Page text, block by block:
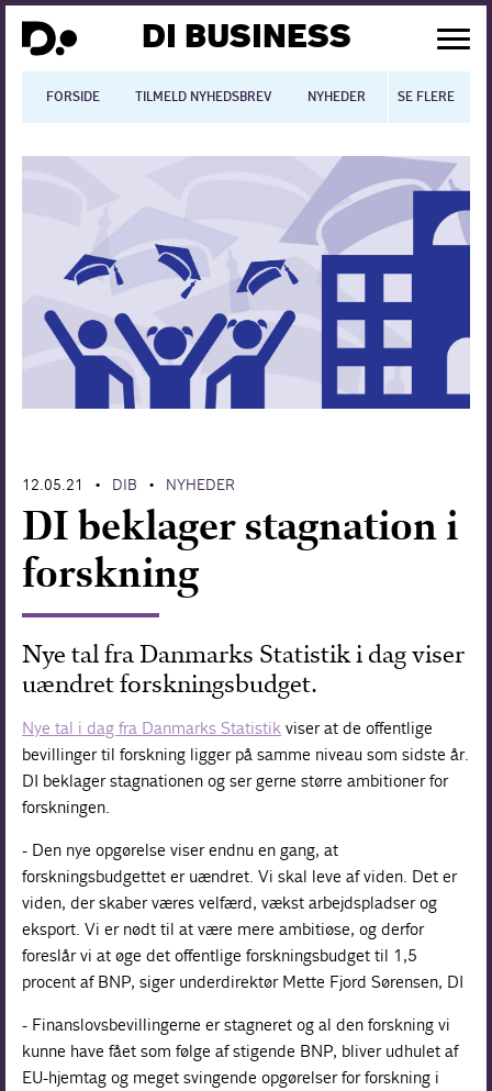
DI BUSINESS
FORSIDE TILMELD NYHEDSBREV NYHEDER BLOGS
SE FLERE
Digitalisering
International økonomi
Arbejdsmiljø
Arbejdsmarkedet
Europapolitik
Forskning
12.05.21 • DIB • NYHEDER
DI beklager stagnation i
forskning
Nye tal fra Danmarks Statistik i dag viser
uændret forskningsbudget.
Nye tal i dag fra Danmarks Statistik viser at de offentlige
bevillinger til forskning ligger på samme niveau som sidste år.
DI beklager stagnationen og ser gerne større ambitioner for
forskningen.
- Den nye opgørelse viser endnu en gang, at
forskningsbudgettet er uændret. Vi skal leve af viden. Det er
viden, der skaber væres velfærd, vækst arbejdspladser og
eksport. Vi er nødt til at være mere ambitiøse, og derfor
foreslår vi at øge det offentlige forskningsbudget til 1,5
procent af BNP, siger underdirektør Mette Fjord Sørensen, DI
- Finanslovsbevillingerne er stagneret og al den forskning vi
kunne have fået som følge af stigende BNP, bliver udhulet af
EU-hjemtag og meget svingende opgørelser for forskning i